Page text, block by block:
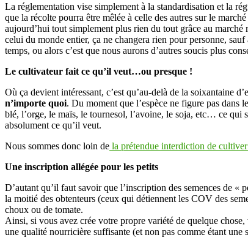
La réglementation vise simplement à la standardisation et la
que la récolte pourra être mêlée à celle des autres sur le
aujourd’hui tout simplement plus rien du tout grâce au
celui du monde entier, ça ne changera rien pour personne,
temps, ou alors c’est que nous aurons d’autres soucis plus
Le cultivateur fait ce qu’il veut…ou presque !
Où ça devient intéressant, c’est qu’au-delà de la soixantaine
n’importe quoi. Du moment que l’espèce ne figure pas dans
blé, l’orge, le maïs, le tournesol, l’avoine, le soja, etc… ce qui
absolument ce qu’il veut.
Nous sommes donc loin de la prétendue interdiction de
Une inscription allégée pour les petits
D’autant qu’il faut savoir que l’inscription des semences de «
la moitié des obtenteurs (ceux qui détiennent les COV des
choux ou de tomate.
Ainsi, si vous avez crée votre propre variété de quelque
une qualité nourricière suffisante (et non pas comme étant